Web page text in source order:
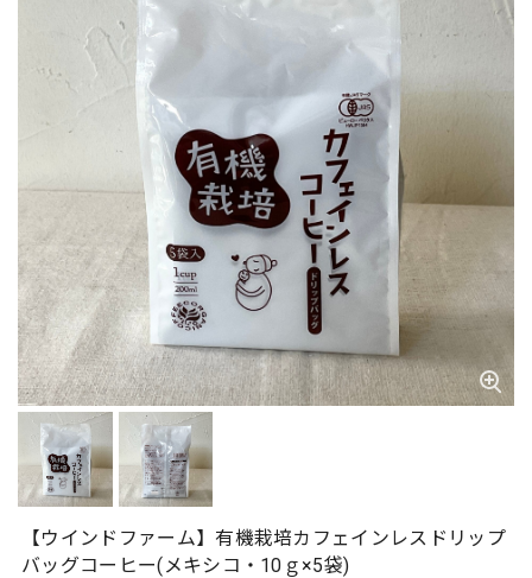
【ウインドファーム】有機栽培カフェインレスドリップ
バッグコーヒー(メキシコ・10ｇ×5袋)